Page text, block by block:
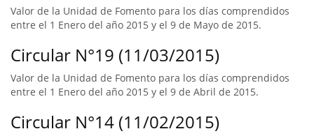
Valor de la Unidad de Fomento para los días comprendidos
entre el 1 Enero del año 2015 y el 9 de Mayo de 2015.
Circular N°19 (11/03/2015)
Valor de la Unidad de Fomento para los días comprendidos
entre el 1 Enero del año 2015 y el 9 de Abril de 2015.
Circular N°14 (11/02/2015)